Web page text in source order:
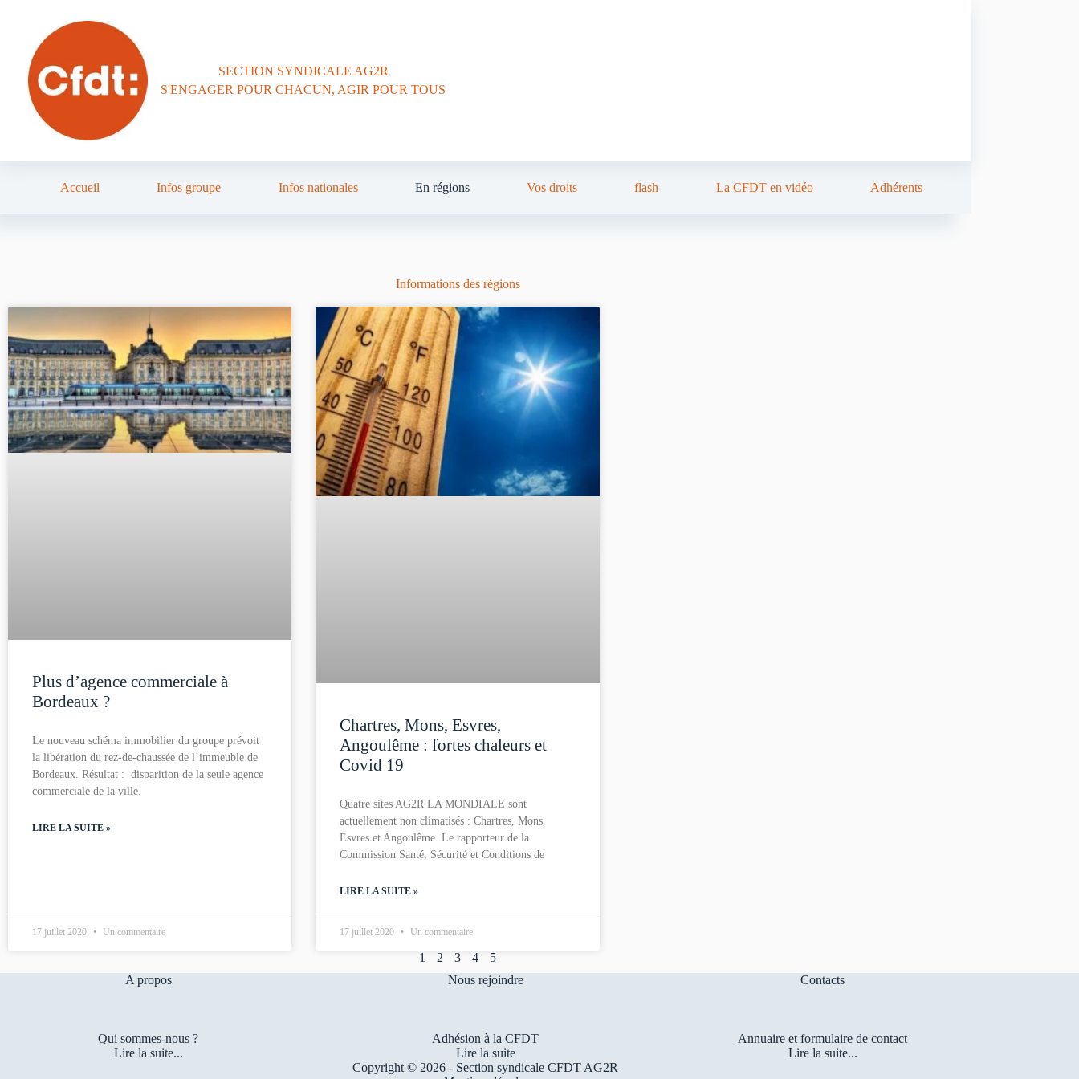
SECTION SYNDICALE AG2R
S'ENGAGER POUR CHACUN, AGIR POUR TOUS
Accueil Infos groupe Infos nationales En régions Vos droits flash La CFDT en vidéo Adhérents
Informations des régions
Plus d’agence commerciale à
Bordeaux ?
Le nouveau schéma immobilier du groupe prévoit
la libération du rez-de-chaussée de l’immeuble de
Bordeaux. Résultat : disparition de la seule agence
commerciale de la ville.
LIRE LA SUITE »
17 juillet 2020 Un commentaire
Chartres, Mons, Esvres,
Angoulême : fortes chaleurs et
Covid 19
Quatre sites AG2R LA MONDIALE sont
actuellement non climatisés : Chartres, Mons,
Esvres et Angoulême. Le rapporteur de la
Commission Santé, Sécurité et Conditions de
LIRE LA SUITE »
17 juillet 2020 Un commentaire
1 2 3 4
5
A propos
Qui sommes-nous ?
Lire la suite...
Nous rejoindre
Adhésion à la CFDT
Lire la suite
Contacts
Annuaire et formulaire de contact
Lire la suite...
Copyright © 2026 - Section syndicale CFDT AG2R